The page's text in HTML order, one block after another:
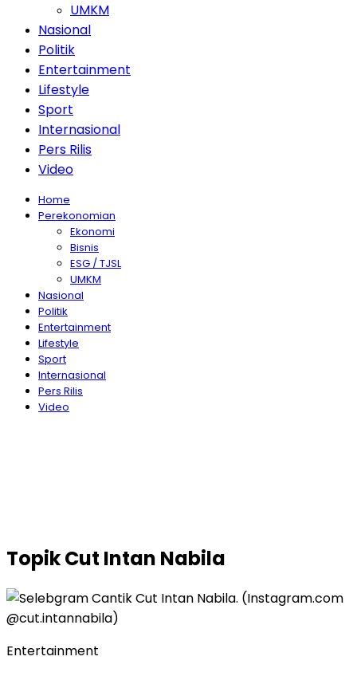
UMKM
Nasional
Politik
Entertainment
Lifestyle
Sport
Internasional
Pers Rilis
Video
Home
Perekonomian
Ekonomi
Bisnis
ESG / TJSL
UMKM
Nasional
Politik
Entertainment
Lifestyle
Sport
Internasional
Pers Rilis
Video
TopikCut Intan Nabila
Entertainment